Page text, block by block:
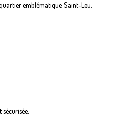
emblématique Saint-Leu.